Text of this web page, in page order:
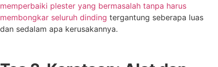
memperbaiki plester yang bermasalah tanpa harus
membongkar seluruh dinding tergantung seberapa luas
dan sedalam apa kerusakannya.